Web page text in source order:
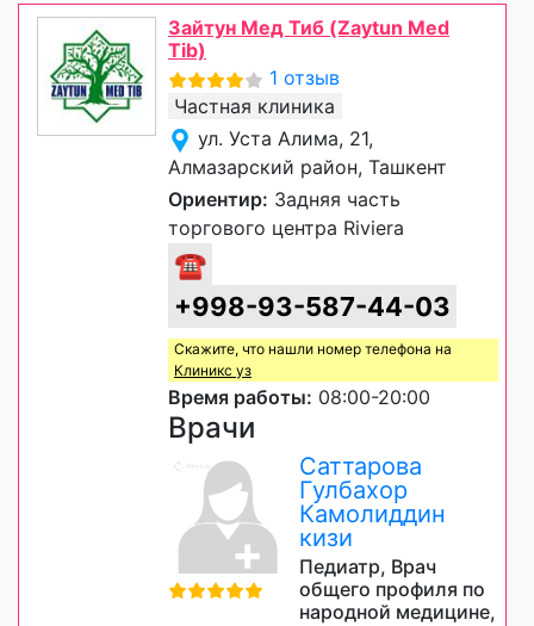
Зайтун Мед Тиб (Zaytun Med
Tib)
1 отзыв
Частная клиника
ул. Уста Алима, 21,
Алмазарский район, Ташкент
Ориентир: Задняя часть
торгового центра Riviera
☎
+998-93-587-44-03
Скажите, что нашли номер телефона на
Клиникс уз
Время работы: 08:00-20:00
Врачи
Саттарова
Гулбахор
Камолиддин
кизи
Педиатр, Врач
общего профиля по
народной медицине,